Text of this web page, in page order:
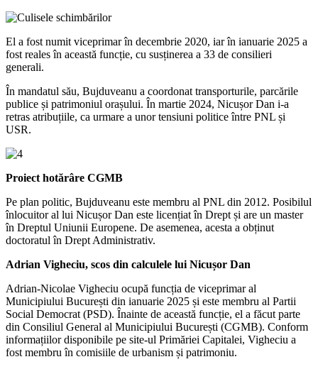
El a fost numit viceprimar în decembrie 2020, iar în ianuarie 2025 a
fost reales în această funcție, cu susținerea a 33 de consilieri
generali.
În mandatul său, Bujduveanu a coordonat transporturile, parcările
publice și patrimoniul orașului. În martie 2024, Nicușor Dan i-a
retras atribuțiile, ca urmare a unor tensiuni politice între PNL și
USR.
Proiect hotărâre CGMB
Pe plan politic, Bujduveanu este membru al PNL din 2012. Posibilul
înlocuitor al lui Nicușor Dan este licențiat în Drept și are un master
în Dreptul Uniunii Europene. De asemenea, acesta a obținut
doctoratul în Drept Administrativ.
Adrian Vigheciu, scos din calculele lui Nicușor Dan
Adrian-Nicolae Vigheciu ocupă funcția de viceprimar al
Municipiului București din ianuarie 2025 și este membru al Partii
Social Democrat (PSD). Înainte de această funcție, el a făcut parte
din Consiliul General al Municipiului București (CGMB). Conform
informațiilor disponibile pe site-ul Primăriei Capitalei, Vigheciu a
fost membru în comisiile de urbanism și patrimoniu.